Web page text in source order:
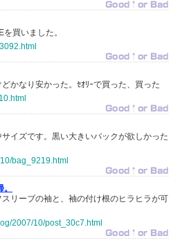
買いました。
かなり安かった。ｾｵﾘｰで買った、買った
イズです。黒い大きいバックが欲しかった
bag_9219.html
リーブの袖と、袖の付け根のヒラヒラが可
2007/10/post_30c7.html